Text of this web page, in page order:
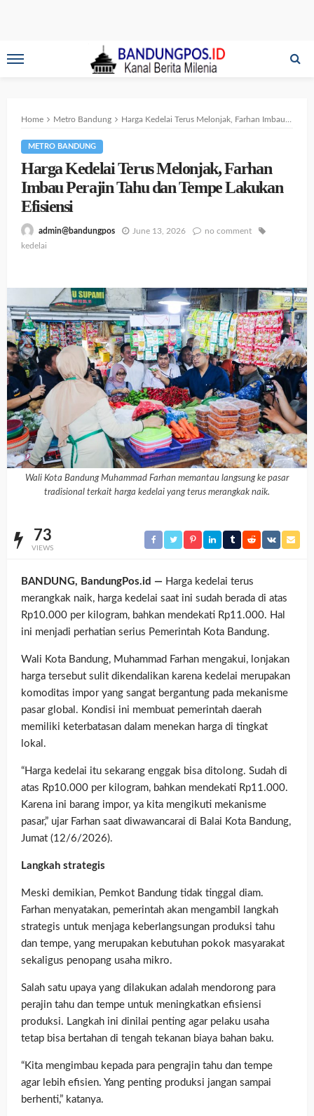
Home Metro Bandung Harga Kedelai Terus Melonjak, Farhan Imbau Perajin Tahu dan Tempe Lakukan Efisiensi
METRO BANDUNG
Harga Kedelai Terus Melonjak, Farhan
Imbau Perajin Tahu dan Tempe Lakukan
Efisiensi
admin@bandungpos June 13, 2026
no comment
kedelai
Wali Kota Bandung Muhammad Farhan memantau langsung ke pasar
tradisional terkait harga kedelai yang terus merangkak naik.
73
VIEWS
BANDUNG, BandungPos.id — Harga kedelai terus
merangkak naik, harga kedelai saat ini sudah berada di atas
Rp10.000 per kilogram, bahkan mendekati Rp11.000. Hal
ini menjadi perhatian serius Pemerintah Kota Bandung.
Wali Kota Bandung, Muhammad Farhan mengakui, lonjakan
harga tersebut sulit dikendalikan karena kedelai merupakan
komoditas impor yang sangat bergantung pada mekanisme
pasar global. Kondisi ini membuat pemerintah daerah
memiliki keterbatasan dalam menekan harga di tingkat
lokal.
“Harga kedelai itu sekarang enggak bisa ditolong. Sudah di
atas Rp10.000 per kilogram, bahkan mendekati Rp11.000.
Karena ini barang impor, ya kita mengikuti mekanisme
pasar,” ujar Farhan saat diwawancarai di Balai Kota Bandung,
Jumat (12/6/2026).
Langkah strategis
Meski demikian, Pemkot Bandung tidak tinggal diam.
Farhan menyatakan, pemerintah akan mengambil langkah
strategis untuk menjaga keberlangsungan produksi tahu
dan tempe, yang merupakan kebutuhan pokok masyarakat
sekaligus penopang usaha mikro.
Salah satu upaya yang dilakukan adalah mendorong para
perajin tahu dan tempe untuk meningkatkan efisiensi
produksi. Langkah ini dinilai penting agar pelaku usaha
tetap bisa bertahan di tengah tekanan biaya bahan baku.
“Kita mengimbau kepada para pengrajin tahu dan tempe
agar lebih efisien. Yang penting produksi jangan sampai
berhenti,” katanya.